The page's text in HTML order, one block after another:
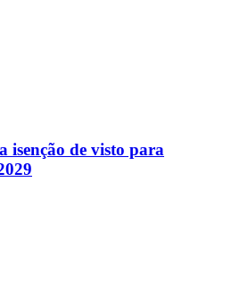
isenção de visto para